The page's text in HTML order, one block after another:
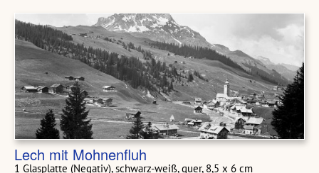
Lech mit Mohnenfluh
1 Glasplatte (Negativ), schwarz-weiß, quer, 8,5 x 6 cm